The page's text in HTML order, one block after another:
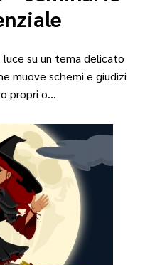
luce su un tema delicato
muove schemi e giudizi
propri o…